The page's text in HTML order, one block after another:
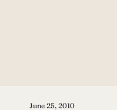
June 25, 2010